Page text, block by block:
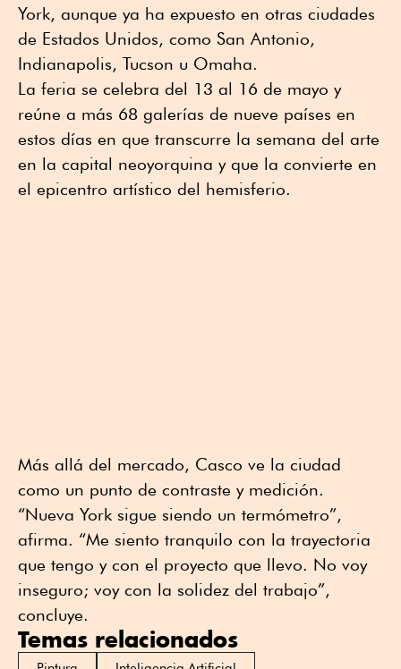
York, aunque ya ha expuesto en otras ciudades
de Estados Unidos, como San Antonio,
Indianapolis, Tucson u Omaha.
La feria se celebra del 13 al 16 de mayo y
reúne a más 68 galerías de nueve países en
estos días en que transcurre la semana del arte
en la capital neoyorquina y que la convierte en
el epicentro artístico del hemisferio.
Más allá del mercado, Casco ve la ciudad
como un punto de contraste y medición.
“Nueva York sigue siendo un termómetro”,
afirma. “Me siento tranquilo con la trayectoria
que tengo y con el proyecto que llevo. No voy
inseguro; voy con la solidez del trabajo”,
concluye.
Temas relacionados